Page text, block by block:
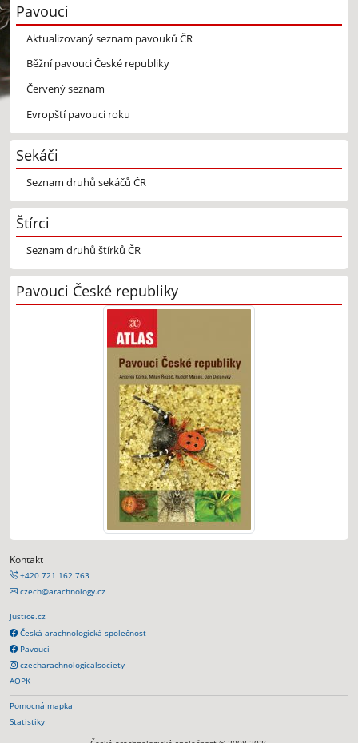
Pavouci
Aktualizovaný seznam pavouků ČR
Běžní pavouci České republiky
Červený seznam
Evropští pavouci roku
Sekáči
Seznam druhů sekáčů ČR
Štírci
Seznam druhů štírků ČR
Pavouci České republiky
Kontakt
+420 721 162 763
czech@arachnology.cz
Justice.cz
Česká arachnologická společnost
Pavouci
czecharachnologicalsociety
AOPK
Pomocná mapka
Statistiky